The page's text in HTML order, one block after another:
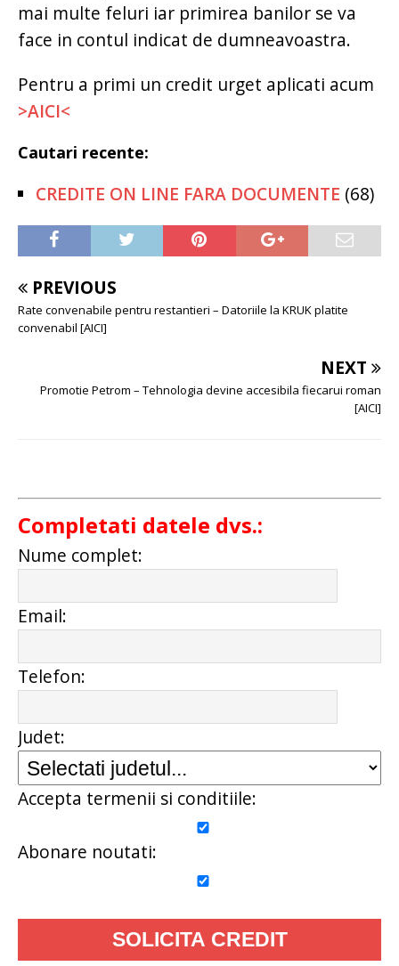
mai multe feluri iar primirea banilor se va
face in contul indicat de dumneavoastra.
Pentru a primi un credit urget aplicati acum
>AICI<
Cautari recente:
CREDITE ON LINE FARA DOCUMENTE (68)
PREVIOUS
Rate convenabile pentru restantieri – Datoriile la KRUK platite
convenabil [AICI]
NEXT
Promotie Petrom – Tehnologia devine accesibila fiecarui roman
[AICI]
Completati datele dvs.:
Nume complet:
Email:
Telefon:
Judet:
Accepta termenii si conditiile:
Abonare noutati: